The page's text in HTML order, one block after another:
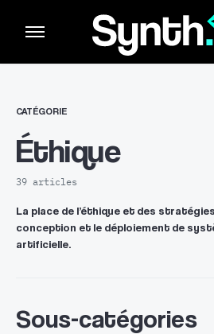
CATÉGORIE
Éthique
39 articles
La place de l’éthique et des
conception et le déploiement de
artificielle.
Sous-catégories